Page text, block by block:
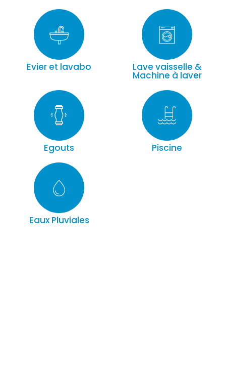
Evier et lavabo Lave vaisselle &
Machine à laver
Egouts Piscine
Eaux Pluviales